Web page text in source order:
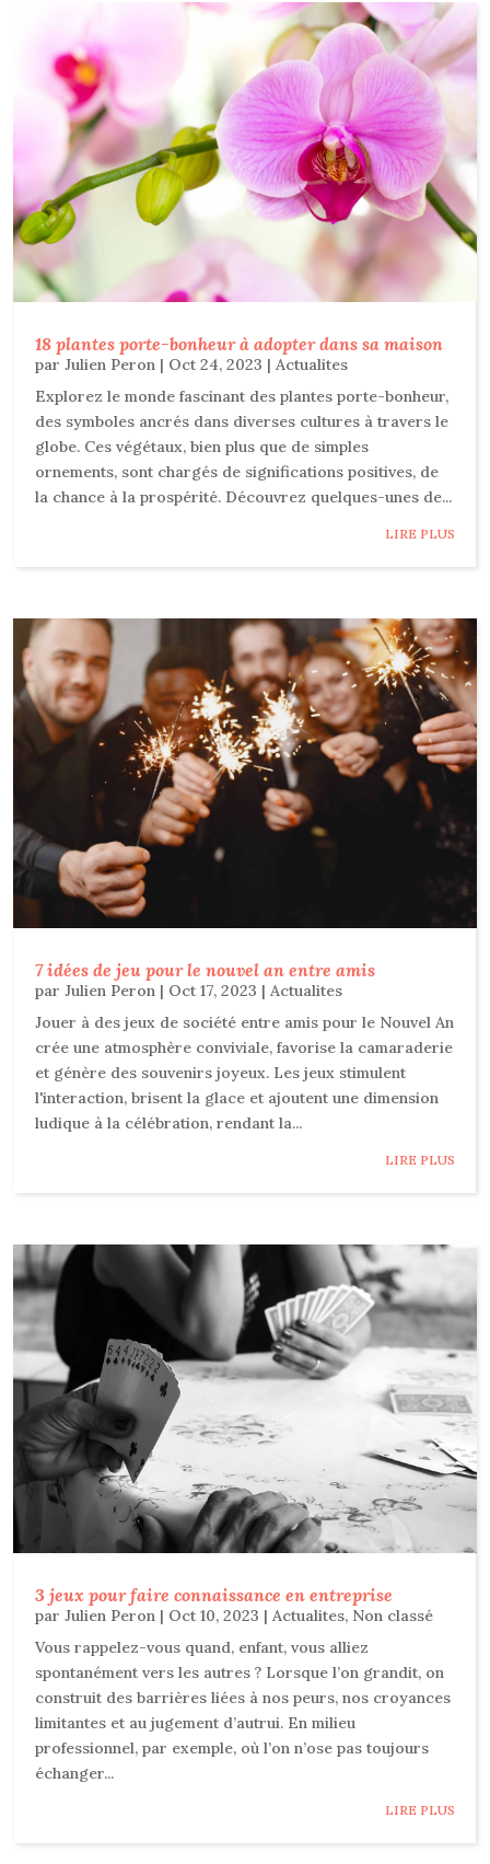
18 plantes porte-bonheur à adopter dans sa maison
parJulien Peron | Oct 24, 2023 |Actualites
Explorez le monde fascinant des plantes porte-bonheur,
des symboles ancrés dans diverses cultures à travers le
globe. Ces végétaux, bien plus que de simples
ornements, sont chargés de significations positives, de
la chance à la prospérité. Découvrez quelques-unes de...
LIRE PLUS
7 idées de jeu pour le nouvel an entre amis
parJulien Peron | Oct 17, 2023 |Actualites
Jouer à des jeux de société entre amis pour le Nouvel An
crée une atmosphère conviviale, favorise la camaraderie
et génère des souvenirs joyeux. Les jeux stimulent
l'interaction, brisent la glace et ajoutent une dimension
ludique à la célébration, rendant la...
LIRE PLUS
3 jeux pour faire connaissance en entreprise
parJulien Peron | Oct 10, 2023 |Actualites, Non classé
Vous rappelez-vous quand, enfant, vous alliez
spontanément vers les autres ? Lorsque l’on grandit, on
construit des barrières liées à nos peurs, nos croyances
limitantes et au jugement d’autrui. En milieu
professionnel, par exemple, où l’on n’ose pas toujours
échanger...
LIRE PLUS